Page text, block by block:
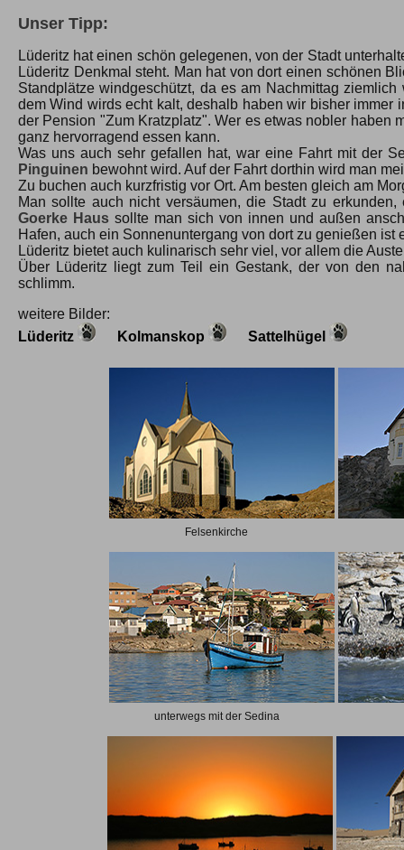
Unser Tipp:
Lüderitz hat einen schön gelegenen, von der Stadt
Lüderitz Denkmal steht. Man hat von dort einen schönen
Standplätze windgeschützt, da es am Nachmittag
dem Wind wirds echt kalt, deshalb haben wir bisher
der Pension "Zum Kratzplatz". Wer es etwas nobler haben
ganz hervorragend essen kann.
Was uns auch sehr gefallen hat, war eine Fahrt mit der
Pinguinen bewohnt wird. Auf der Fahrt dorthin wird man
Zu buchen auch kurzfristig vor Ort. Am besten gleich am
Man sollte auch nicht versäumen, die Stadt zu
Goerke Haussollte man sich von innen und außen
Hafen, auch ein Sonnenuntergang von dort zu genießen ist
Lüderitz bietet auch kulinarisch sehr viel, vor allem die
Über Lüderitz liegt zum Teil ein Gestank, der von den
schlimm.
weitere Bilder:
Lüderitz
Kolmanskop Sattelhügel
Felsenkirche
unterwegs mit der Sedina